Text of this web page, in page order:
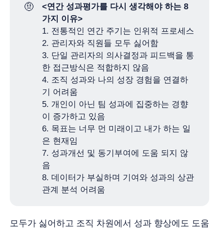
🤨
<연간 성과평가를 다시 생각해야 하는 8
가지 이유>
1. 전통적인 연간 주기는 인위적 프로세스
2. 관리자와 직원들 모두 싫어함
3. 단일 관리자의 의사결정과 피드백을 통
한 접근방식은 적합하지 않음
4. 조직 성과와 나의 성장 경험을 연결하
기 어려움
5. 개인이 아닌 팀 성과에 집중하는 경향
이 증가하고 있음
6. 목표는 너무 먼 미래이고 내가 하는 일
은 현재임
7. 성과개선 및 동기부여에 도움 되지 않
음
8. 데이터가 부실하며 기여와 성과의 상관
관계 분석 어려움
모두가 싫어하고 조직 차원에서 성과 향상에도 도움